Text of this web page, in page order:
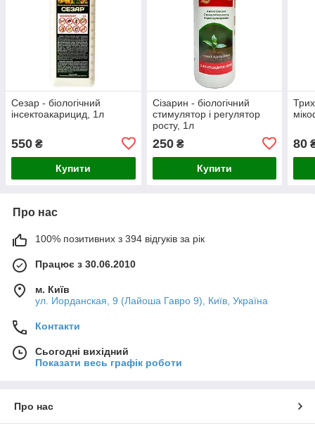
Сезар - біологічний
інсектоакарицид, 1л
550 ₴
Купити
Сізарин - біологічний
стимулятор і регулятор
росту, 1л
250₴
Купити
80
Про нас
100% позитивних з 394 відгуків за рік
Працює з 30.06.2010
м. Київ
ул. Иорданская, 9 (Лайоша Гавро 9), Київ, Україна
Контакти
Сьогодні вихідний
Показати весь графік роботи
Про нас